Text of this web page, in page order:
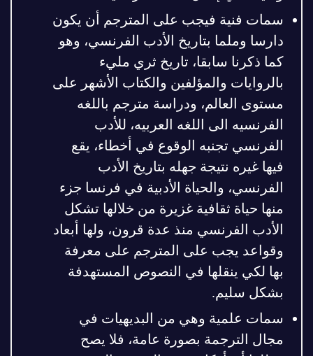
سمات فنية فيجب على المترجم أن يكون
دارسا وملما بتاريخ الأدب الفرنسي، وهو
كما ذكرنا سابقا، تاريخ ثري مليء
بالروايات والمؤلفين والكتاب الأشهر على
مستوى العالم، ودراسة مترجم باللغه
الفرنسيه الى اللغه العربيه، للأدب
الفرنسي تجنبه الوقوع في أخطاء، يقع
فيها غيره نتيجة جهله بتاريخ الأدب
الفرنسي، والحياة الأدبية في فرنسا جزء
منها حياة ثقافية غزيرة من خلالها تشكل
الأدب الفرنسي منذ عدة قرون، ولها أبعاد
وقواعد يجب على المترجم على معرفة
بها لكي ينقلها في النصوص المستهدفة
بشكل سليم.
سمات علمية وهي من البديهيات في
مجال الترجمة بصورة عامة، فلا يصح